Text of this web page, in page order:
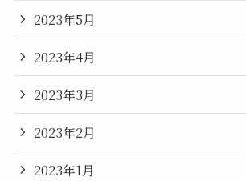
2023年5月
2023年4月
2023年3月
2023年2月
2023年1月